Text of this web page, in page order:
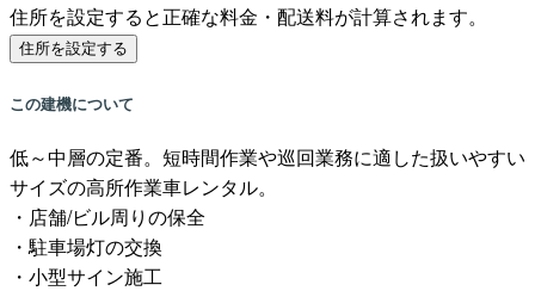
住所を設定すると正確な料金・配送料が計算されます。
住所を設定する
この建機について
低～中層の定番。短時間作業や巡回業務に適した扱いやすい
サイズの高所作業車レンタル。
・店舗/ビル周りの保全
・駐車場灯の交換
・小型サイン施工